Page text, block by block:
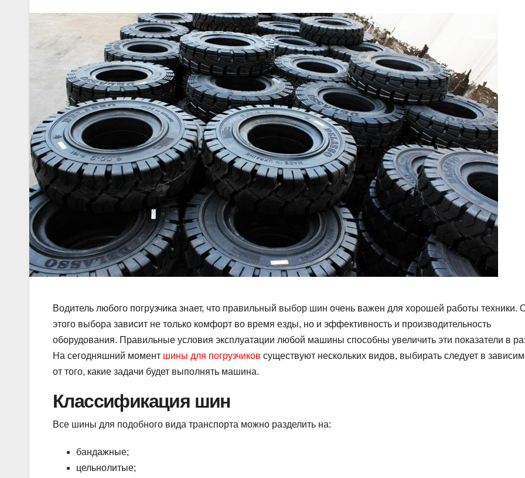
Водитель любого погрузчика знает, что правильный выбор шин очень важен для хорошей работы техники.
этого выбора зависит не только комфорт во время езды, но и эффективность и производительность
оборудования. Правильные условия эксплуатации любой машины способны увеличить эти показатели в
На сегодняшний момент шины для погрузчиков существуют нескольких видов, выбирать следует в
от того, какие задачи будет выполнять машина.
Классификация шин
Все шины для подобного вида транспорта можно разделить на:
бандажные;
цельнолитые;